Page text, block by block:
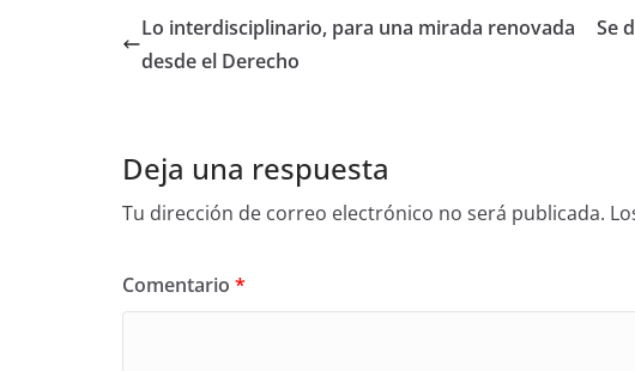
Lo interdisciplinario, para una mirada renovada
desde el Derecho
Se
Deja una respuesta
Tu dirección de correo electrónico no será publicada.
Comentario *